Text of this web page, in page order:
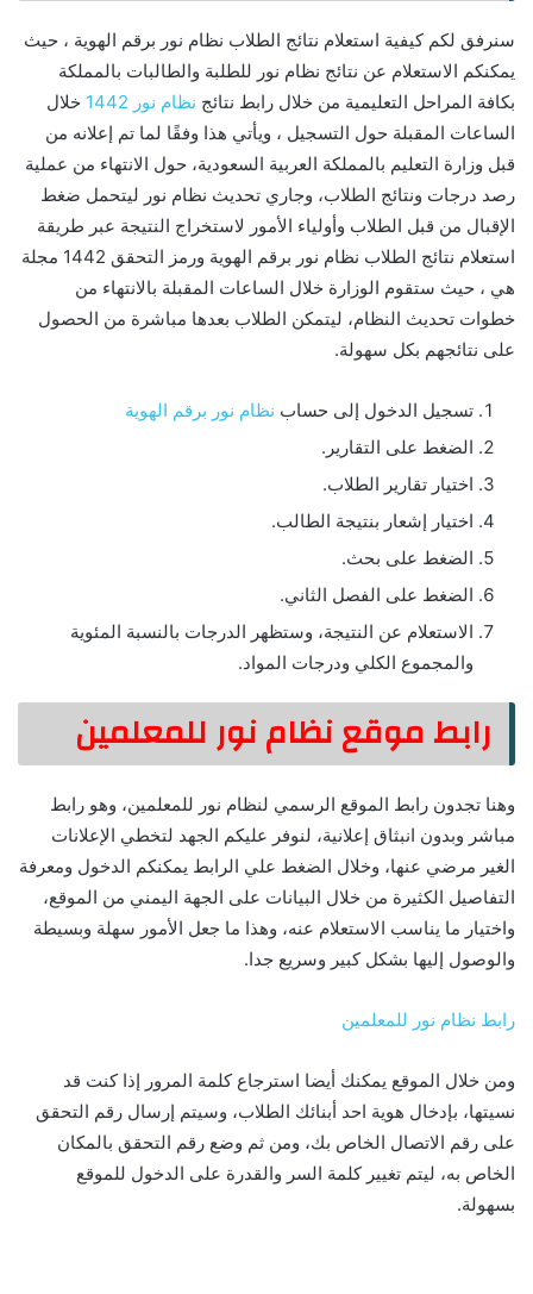
سنرفق لكم كيفية استعلام نتائج الطلاب نظام نور برقم الهوية ، حيث
يمكنكم الاستعلام عن نتائج نظام نور للطلبة والطالبات بالمملكة
بكافة المراحل التعليمية من خلال رابط نتائج نظام نور 1442
خلال
الساعات المقبلة حول التسجيل ، ويأتي هذا وفقًا لما تم إعلانه من
قبل وزارة التعليم بالمملكة العربية السعودية، حول الانتهاء من عملية
رصد درجات ونتائج الطلاب، وجاري تحديث نظام نور ليتحمل ضغط
الإقبال من قبل الطلاب وأولياء الأمور لاستخراج النتيجة عبر طريقة
استعلام نتائج الطلاب نظام نور برقم الهوية ورمز التحقق 1442 مجلة
هي ، حيث ستقوم الوزارة خلال الساعات المقبلة بالانتهاء من
خطوات تحديث النظام، ليتمكن الطلاب بعدها مباشرة من الحصول
على نتائجهم بكل سهولة.
تسجيل الدخول إلى حساب نظام نور برقم الهوية
الضغط على التقارير.
اختيار تقارير الطلاب.
اختيار إشعار بنتيجة الطالب.
الضغط على بحث.
الضغط على الفصل الثاني.
الاستعلام عن النتيجة، وستظهر الدرجات بالنسبة المئوية
والمجموع الكلي ودرجات المواد.
رابط موقع نظام نور للمعلمين
وهنا تجدون رابط الموقع الرسمي لنظام نور للمعلمين، وهو رابط
مباشر وبدون انبثاق إعلانية، لنوفر عليكم الجهد لتخطي الإعلانات
الغير مرضي عنها، وخلال الضغط علي الرابط يمكنكم الدخول ومعرفة
التفاصيل الكثيرة من خلال البيانات على الجهة اليمني من الموقع،
واختيار ما يناسب الاستعلام عنه، وهذا ما جعل الأمور سهلة وبسيطة
والوصول إليها بشكل كبير وسريع جدا.
رابط نظام نور للمعلمين
ومن خلال الموقع يمكنك أيضا استرجاع كلمة المرور إذا كنت قد
نسيتها، بإدخال هوية احد أبنائك الطلاب، وسيتم إرسال رقم التحقق
على رقم الاتصال الخاص بك، ومن ثم وضع رقم التحقق بالمكان
الخاص به، ليتم تغيير كلمة السر والقدرة على الدخول للموقع
بسهولة.